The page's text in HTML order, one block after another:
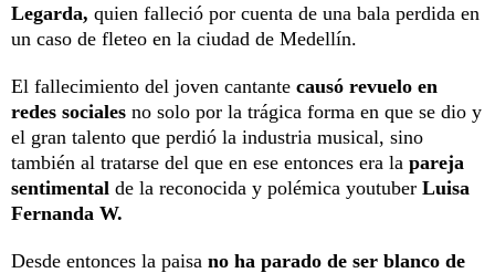
Legarda, quien falleció por cuenta de una bala perdida en
un caso de fleteo en la ciudad de Medellín.
El fallecimiento del joven cantante causó revuelo en
redes sociales no solo por la trágica forma en que se dio y
el gran talento que perdió la industria musical, sino
también al tratarse del que en ese entonces era la pareja
sentimental de la reconocida y polémica youtuber Luisa
Fernanda W.
Desde entonces la paisa no ha parado de ser blanco de